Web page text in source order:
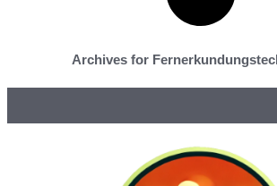
Archives for